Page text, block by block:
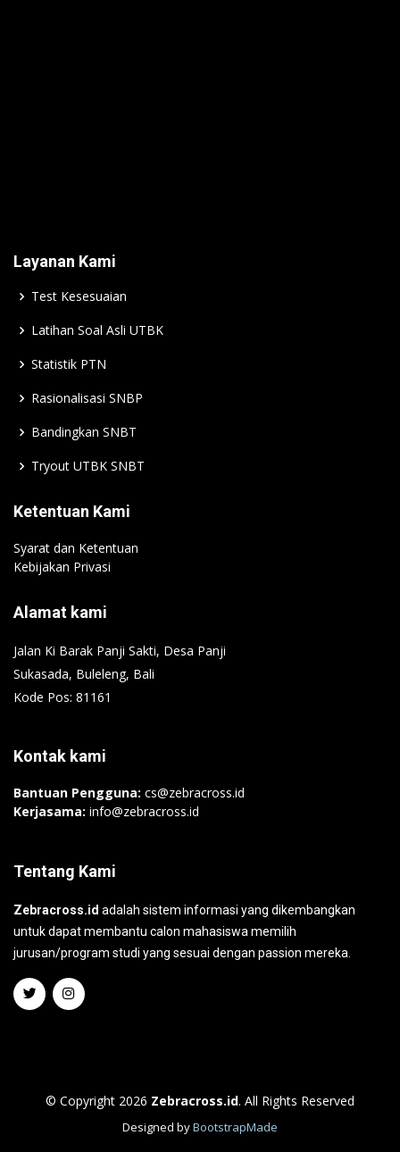
Layanan Kami
Test Kesesuaian
Latihan Soal Asli UTBK
Statistik PTN
Rasionalisasi SNBP
Bandingkan SNBT
Tryout UTBK SNBT
Ketentuan Kami
Syarat dan Ketentuan
Kebijakan Privasi
Alamat kami
Jalan Ki Barak Panji Sakti, Desa Panji
Sukasada, Buleleng, Bali
Kode Pos: 81161
Kontak kami
Bantuan Pengguna: cs@zebracross.id
Kerjasama: info@zebracross.id
Tentang Kami
Zebracross.id adalah sistem informasi yang dikembangkan
untuk dapat membantu calon mahasiswa memilih
jurusan/program studi yang sesuai dengan passion mereka.
© Copyright 2026 Zebracross.id. All Rights Reserved
Designed byBootstrapMade